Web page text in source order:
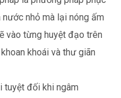
nhỏ mà lại nóng ấm
vào từng huyệt đạo trên
khoái và thư giãn
tuyệt đối khi ngâm